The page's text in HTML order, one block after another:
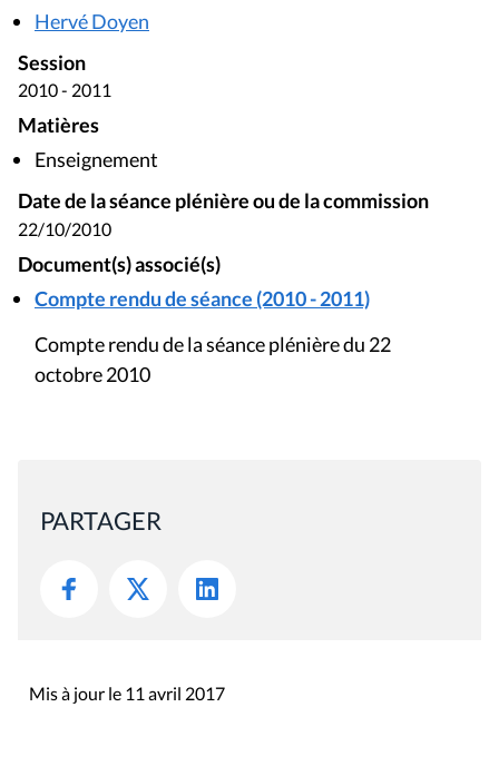
Hervé Doyen
Session
2010 - 2011
Matières
Enseignement
Date de la séance plénière ou de la commission
22/10/2010
Document(s) associé(s)
Compte rendu de séance (2010 - 2011)
Compte rendu de la séance plénière du 22
octobre 2010
PARTAGER
Mis à jour le 11 avril 2017